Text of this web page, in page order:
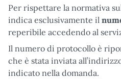
Per rispettare la normativa
indica esclusivamente il
reperibile accedendo al
Il numero di protocollo è
che è stata inviata
indicato nella domanda.